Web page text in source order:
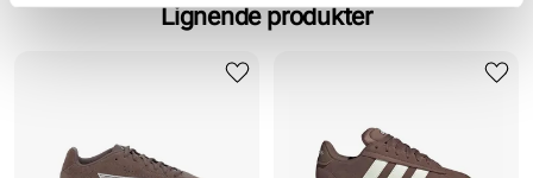
Lignende produkter